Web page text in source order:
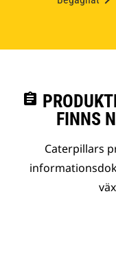
assignment
FINNS
Caterpillars